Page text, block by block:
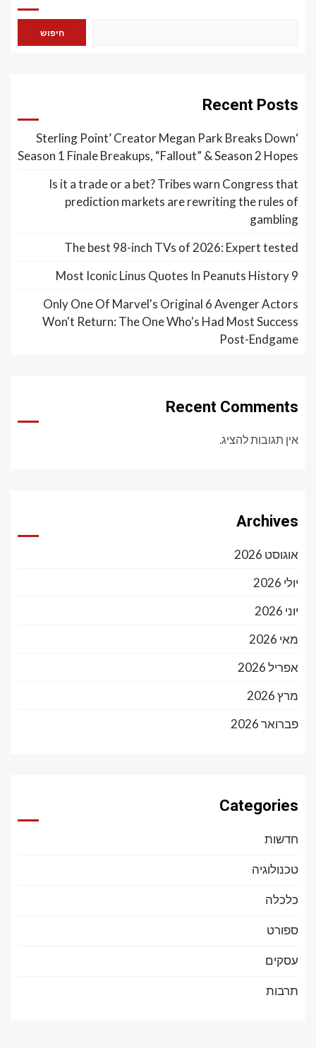
חיפוש
Recent Posts
‘Sterling Point’ Creator Megan Park Breaks Down
Season 1 Finale Breakups, “Fallout” & Season 2 Hopes
Is it a trade or a bet? Tribes warn Congress that
prediction markets are rewriting the rules of
gambling
The best 98-inch TVs of 2026: Expert tested
9 Most Iconic Linus Quotes In Peanuts History
Only One Of Marvel's Original 6 Avenger Actors
Won't Return: The One Who's Had Most Success
Post-Endgame
Recent Comments
אין תגובות להציג.
Archives
אוגוסט 2026
יולי 2026
יוני 2026
מאי 2026
אפריל 2026
מרץ 2026
פברואר 2026
Categories
חדשות
טכנולוגיה
כלכלה
ספורט
עסקים
תרבות